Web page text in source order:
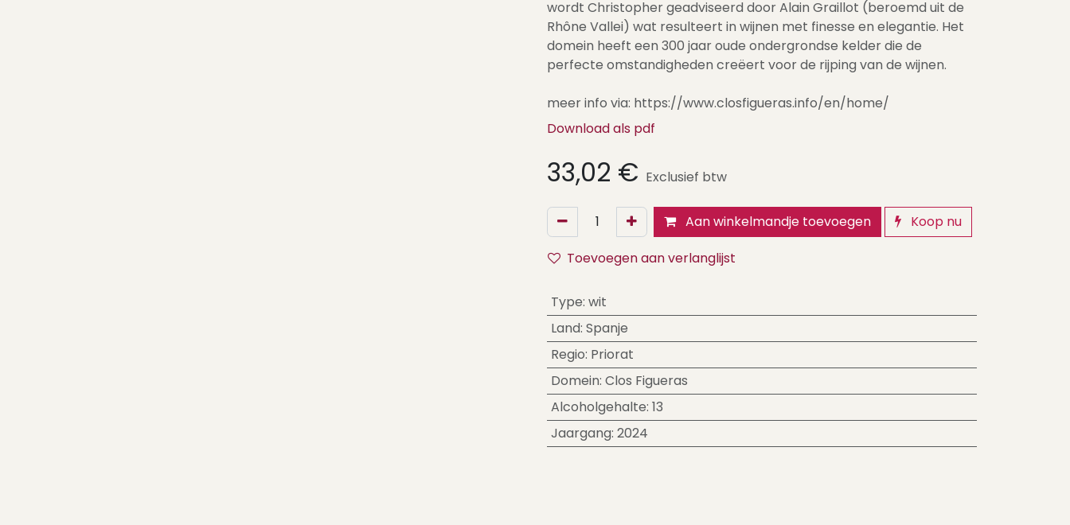
wordt Christopher geadviseerd door Alain Graillot (beroemd uit de
Rhône Vallei) wat resulteert in wijnen met finesse en elegantie. Het
domein heeft een 300 jaar oude ondergrondse kelder die de
perfecte omstandigheden creëert voor de rijping van de wijnen.
meer info via: https://www.closfigueras.info/en/home/
Download als pdf
33,02 € Exclusief btw
Aan winkelmandje toevoegen
Koop nu
Toevoegen aan verlanglijst
Type: wit
Land: Spanje
Regio: Priorat
Domein: Clos Figueras
Alcoholgehalte: 13
Jaargang: 2024